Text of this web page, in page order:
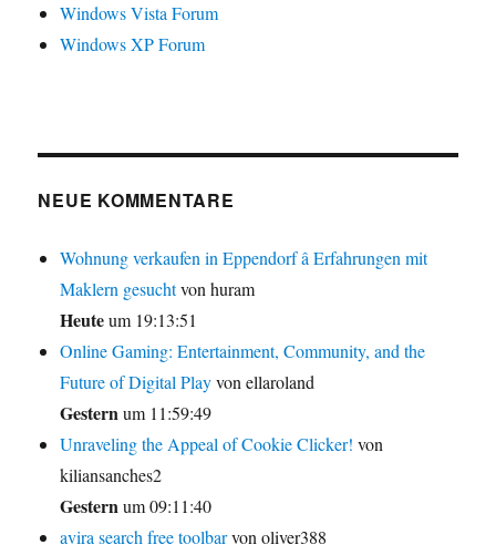
Windows Vista Forum
Windows XP Forum
NEUE KOMMENTARE
Wohnung verkaufen in Eppendorf â Erfahrungen mit
Maklern gesuchtvon huram
Heuteum 19:13:51
Online Gaming: Entertainment, Community, and the
Future of Digital Playvon ellaroland
Gesternum 11:59:49
Unraveling the Appeal of Cookie Clicker! von
kiliansanches2
Gesternum 09:11:40
avira search free toolbarvon oliver388